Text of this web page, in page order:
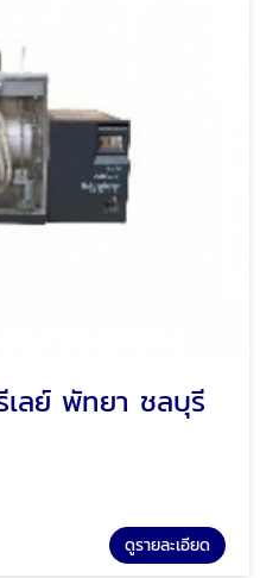
เลย์ พัทยา ชลบุรี
ดูรายละเอียด